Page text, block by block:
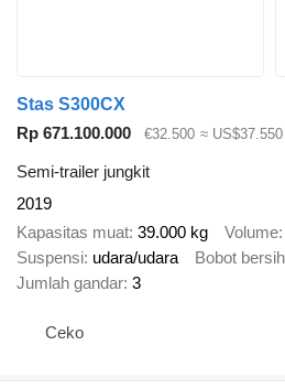
Stas S300CX
Rp 671.100.000
€32.500 ≈ US$37.550
Semi-trailer jungkit
2019
Kapasitas muat 39.000 kg Volume
Suspensi udara/udara Bobot bersih
Jumlah gandar 3
Ceko